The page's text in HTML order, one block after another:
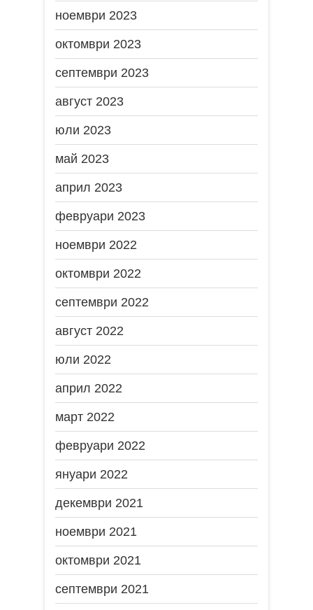
ноември 2023
октомври 2023
септември 2023
август 2023
юли 2023
май 2023
април 2023
февруари 2023
ноември 2022
октомври 2022
септември 2022
август 2022
юли 2022
април 2022
март 2022
февруари 2022
януари 2022
декември 2021
ноември 2021
октомври 2021
септември 2021